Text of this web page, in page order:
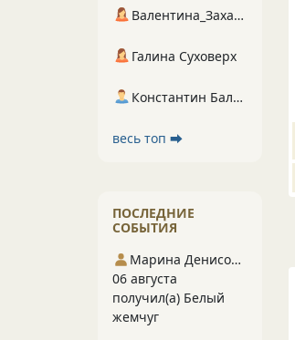
Валентина_Захарова
Галина Суховерх
Константин Балухта
весь топ ⮕
ПОСЛЕДНИЕ
СОБЫТИЯ
Марина Денисова 5
06 августа
получил(а) Белый
жемчуг